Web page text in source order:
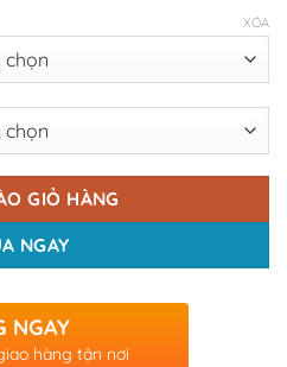
XÓA
GIỎ HÀNG
NGAY
NGAY
hàng tận nơi